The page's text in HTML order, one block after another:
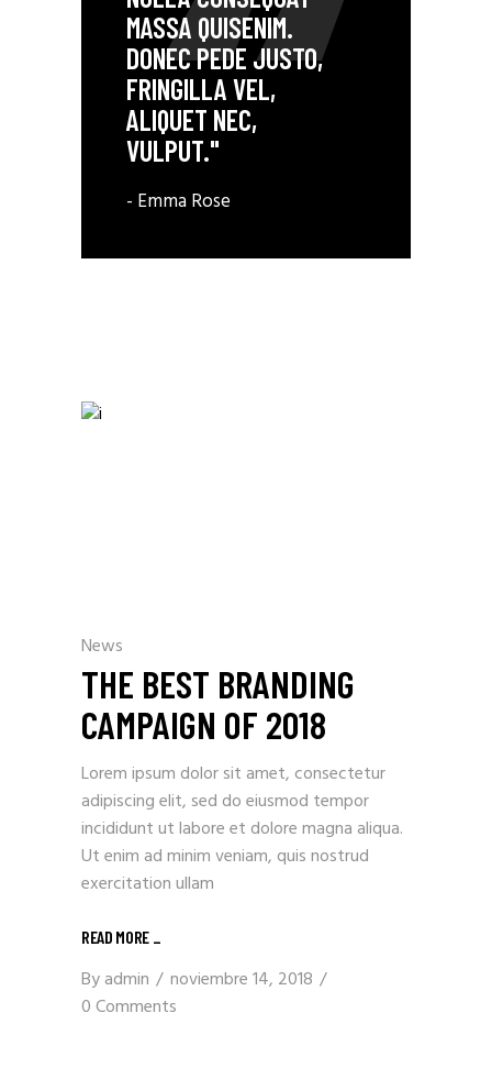
MASSA QUISENIM.
DONEC PEDE JUSTO,
FRINGILLA VEL,
ALIQUET NEC,
VULPUT."
- Emma Rose
News
THE BEST BRANDING
CAMPAIGN OF 2018
Lorem ipsum dolor sit amet, consectetur
adipiscing elit, sed do eiusmod tempor
incididunt ut labore et dolore magna aliqua.
Ut enim ad minim veniam, quis nostrud
exercitation ullam
READ MORE _
Byadmin
noviembre 14, 2018
0 Comments